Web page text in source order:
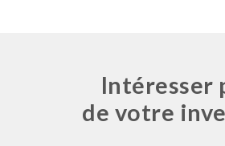
Intéresser
de votre